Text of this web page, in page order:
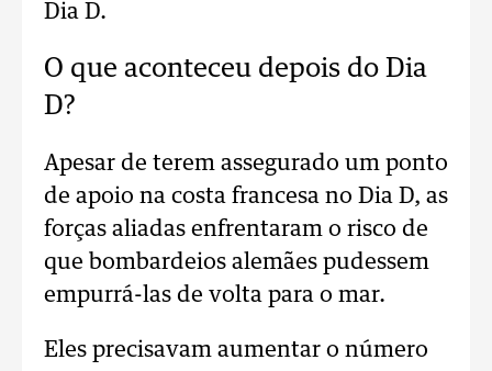
Dia D.
O que aconteceu depois do Dia
D?
Apesar de terem assegurado um ponto
de apoio na costa francesa no Dia D, as
forças aliadas enfrentaram o risco de
que bombardeios alemães pudessem
empurrá-las de volta para o mar.
Eles precisavam aumentar o número